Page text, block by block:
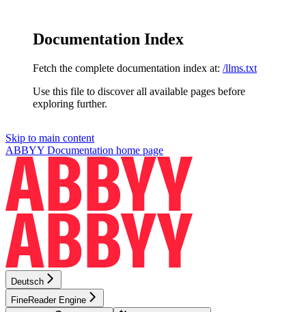
Documentation Index
Fetch the complete documentation index at: /llms.txt
Use this file to discover all available pages before
exploring further.
Skip to main content
ABBYY Documentation home page
Deutsch
FineReader Engine